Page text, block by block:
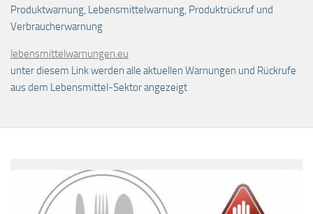
Produktwarnung, Lebensmittelwarnung, Produktrückruf und
Verbraucherwarnung
lebensmittelwarnungen.eu
unter diesem Link werden alle aktuellen Warnungen und Rückrufe
aus dem Lebensmittel-Sektor angezeigt